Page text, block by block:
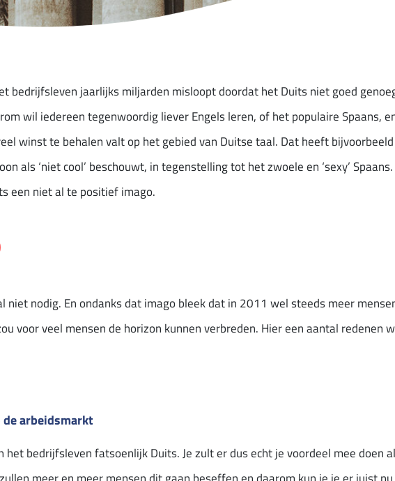
bedrijfsleven jaarlijks miljarden misloopt doordat het Duits niet goed
wil iedereen tegenwoordig liever Engels leren, of het populaire Spaans,
winst te behalen valt op het gebied van Duitse taal. Dat heeft
als ‘niet cool’ beschouwt, in tegenstelling tot het zwoele en ‘sexy’ Spaans.
een niet al te positief imago.
niet nodig. En ondanks dat imago bleek dat in 2011 wel steeds meer
voor veel mensen de horizon kunnen verbreden. Hier een aantal redenen
arbeidsmarkt
bedrijfsleven fatsoenlijk Duits. Je zult er dus echt je voordeel mee doen